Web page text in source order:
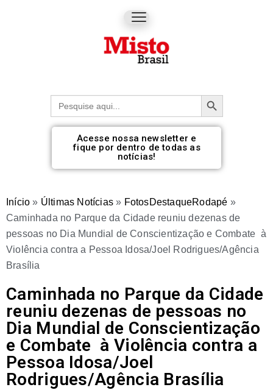
Procurar: Botão de pesquisa
Acesse nossa newsletter e
fique por dentro de todas as
notícias!
Início » Últimas Notícias » FotosDestaqueRodapé »
Caminhada no Parque da Cidade reuniu dezenas de
pessoas no Dia Mundial de Conscientização e Combate à
Violência contra a Pessoa Idosa/Joel Rodrigues/Agência
Brasília
Caminhada no Parque da Cidade
reuniu dezenas de pessoas no
Dia Mundial de Conscientização
e Combate à Violência contra a
Pessoa Idosa/Joel
Rodrigues/Agência Brasília